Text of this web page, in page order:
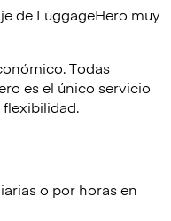
de LuggageHero muy
Todas
es el único servicio
o por horas en